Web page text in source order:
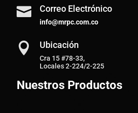
 Correo Electrónico
info@mrpc.com.co
 Ubicación
Cra 15 #78-33,
Locales 2-224/2-225
Nuestros Productos